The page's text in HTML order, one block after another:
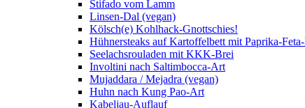
Stifado vom Lamm
Linsen-Dal (vegan)
Kölsch(e) Kohlhack-Gnottschies!
Hühnersteaks auf Kartoffelbett mit Paprika-
Seelachsrouladen mit KKK-Brei
Involtini nach Saltimbocca-Art
Mujaddara / Mejadra (vegan)
Huhn nach Kung Pao-Art
Kabeljau-Auflauf